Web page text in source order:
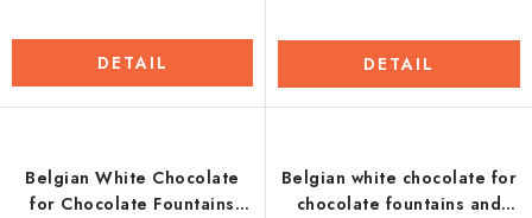
DETAIL DETAIL
Belgian White Chocolate
for Chocolate Fountains
Belgian white chocolate for
chocolate fountains and